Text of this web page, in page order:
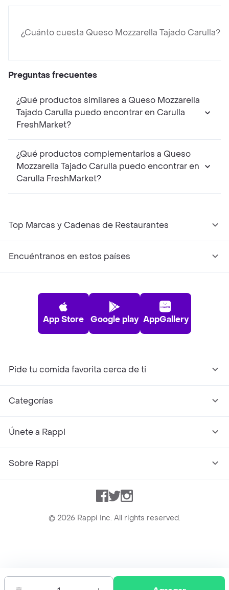
¿Cuánto cuesta Queso Mozzarella Tajado Carulla?
Preguntas frecuentes
¿Qué productos similares a Queso Mozzarella
Tajado Carulla puedo encontrar en Carulla
FreshMarket?
¿Qué productos complementarios a Queso
Mozzarella Tajado Carulla puedo encontrar en
Carulla FreshMarket?
Top Marcas y Cadenas de Restaurantes
Encuéntranos en estos países
App Store Google play AppGallery
Pide tu comida favorita cerca de ti
Categorías
Únete a Rappi
Sobre Rappi
Facebook
TwitterInstagram
© 2026 Rappi Inc. All rights reserved.